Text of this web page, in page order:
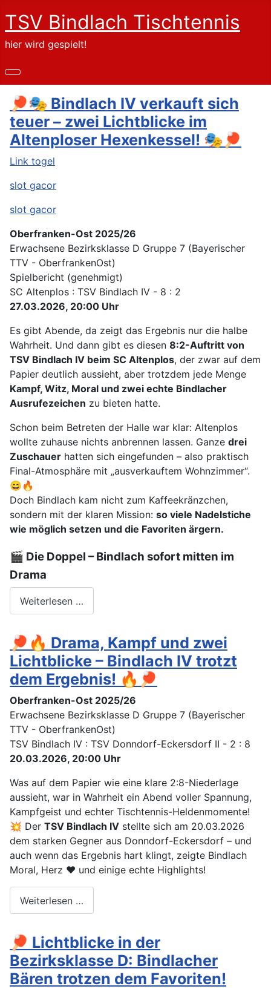
TSV Bindlach Tischtennis
hier wird gespielt!
🏓🎭 Bindlach IV verkauft sich
teuer – zwei Lichtblicke im
Altenploser Hexenkessel! 🎭🏓
Link togel
slot gacor
slot gacor
Oberfranken-Ost 2025/26
Erwachsene Bezirksklasse D Gruppe 7 (Bayerischer
TTV - OberfrankenOst)
Spielbericht (genehmigt)
SC Altenplos : TSV Bindlach IV - 8 : 2
27.03.2026, 20:00 Uhr
Es gibt Abende, da zeigt das Ergebnis nur die halbe
Wahrheit. Und dann gibt es diesen 8:2-Auftritt von
TSV Bindlach IV beim SC Altenplos, der zwar auf dem
Papier deutlich aussieht, aber trotzdem jede Menge
Kampf, Witz, Moral und zwei echte Bindlacher
Ausrufezeichen zu bieten hatte.
Schon beim Betreten der Halle war klar: Altenplos
wollte zuhause nichts anbrennen lassen. Ganze drei
Zuschauer hatten sich eingefunden – also praktisch
Final-Atmosphäre mit „ausverkauftem Wohnzimmer“.
😄🔥
Doch Bindlach kam nicht zum Kaffeekränzchen,
sondern mit der klaren Mission: so viele Nadelstiche
wie möglich setzen und die Favoriten ärgern.
🎬 Die Doppel – Bindlach sofort mitten im
Drama
Weiterlesen …
🏓🔥 Drama, Kampf und zwei
Lichtblicke – Bindlach IV trotzt
dem Ergebnis! 🔥🏓
Oberfranken-Ost 2025/26
Erwachsene Bezirksklasse D Gruppe 7 (Bayerischer
TTV - OberfrankenOst)
TSV Bindlach IV : TSV Donndorf-Eckersdorf II - 2 : 8
20.03.2026, 20:00 Uhr
Was auf dem Papier wie eine klare 2:8-Niederlage
aussieht, war in Wahrheit ein Abend voller Spannung,
Kampfgeist und echter Tischtennis-Heldenmomente!
💥 Der TSV Bindlach IV stellte sich am 20.03.2026
dem starken Gegner aus Donndorf-Eckersdorf – und
auch wenn das Ergebnis hart klingt, zeigte Bindlach
Moral, Herz ❤️ und einige echte Highlights!
Weiterlesen …
🏓 Lichtblicke in der
Bezirksklasse D: Bindlacher
Bären trotzen dem Favoriten!